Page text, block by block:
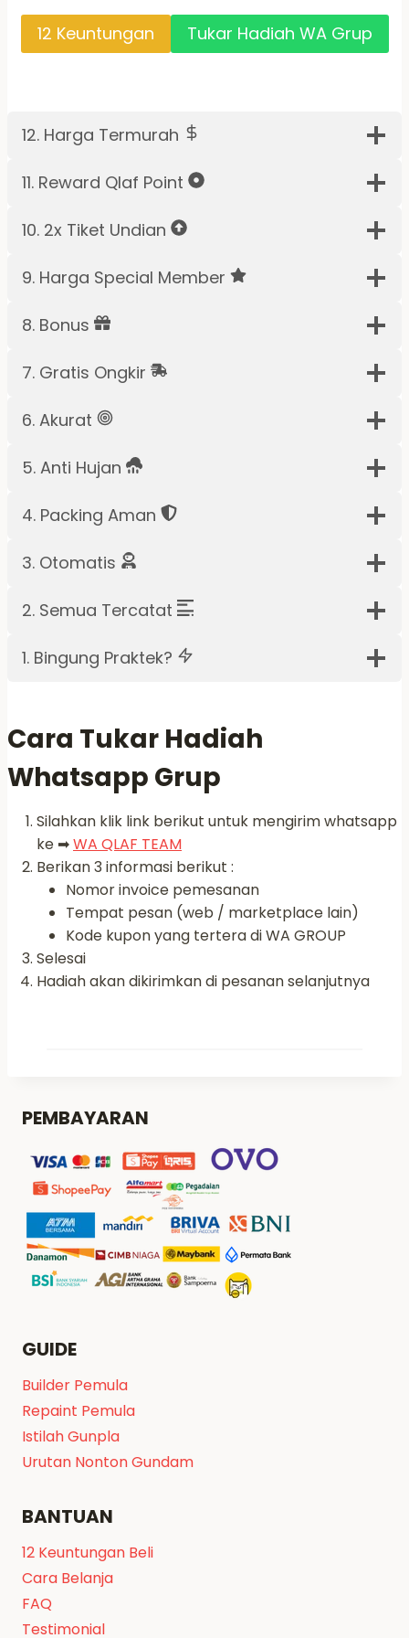
12 Keuntungan Tukar Hadiah WA Grup
12. Harga Termurah
11. Reward Qlaf Point
10. 2x Tiket Undian
9. Harga Special Member
8. Bonus
7. Gratis Ongkir
6. Akurat
5. Anti Hujan
4. Packing Aman
3. Otomatis
2. Semua Tercatat
1. Bingung Praktek?
Cara Tukar Hadiah
Whatsapp Grup
Silahkan klik link berikut untuk mengirim whatsapp
ke ➡WA QLAF TEAM
Berikan 3 informasi berikut :
Nomor invoice pemesanan
Tempat pesan (web / marketplace lain)
Kode kupon yang tertera di WA GROUP
Selesai
Hadiah akan dikirimkan di pesanan selanjutnya
PEMBAYARAN
GUIDE
Builder Pemula
Repaint Pemula
Istilah Gunpla
Urutan Nonton Gundam
BANTUAN
12 Keuntungan Beli
Cara Belanja
FAQ
Testimonial